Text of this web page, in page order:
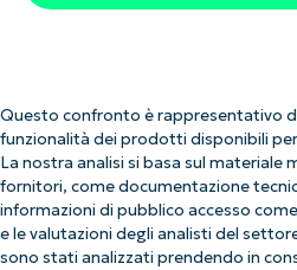
Questo confronto è rappresentativo
funzionalità dei prodotti disponibili
La nostra analisi si basa sul materiale
fornitori, come documentazione
informazioni di pubblico accesso
e le valutazioni degli analisti del
sono stati analizzati prendendo in